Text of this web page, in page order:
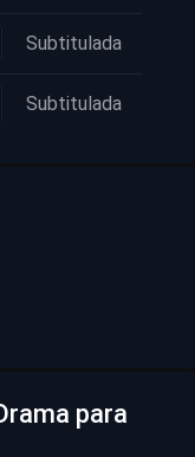
Subtitulada
Subtitulada
para